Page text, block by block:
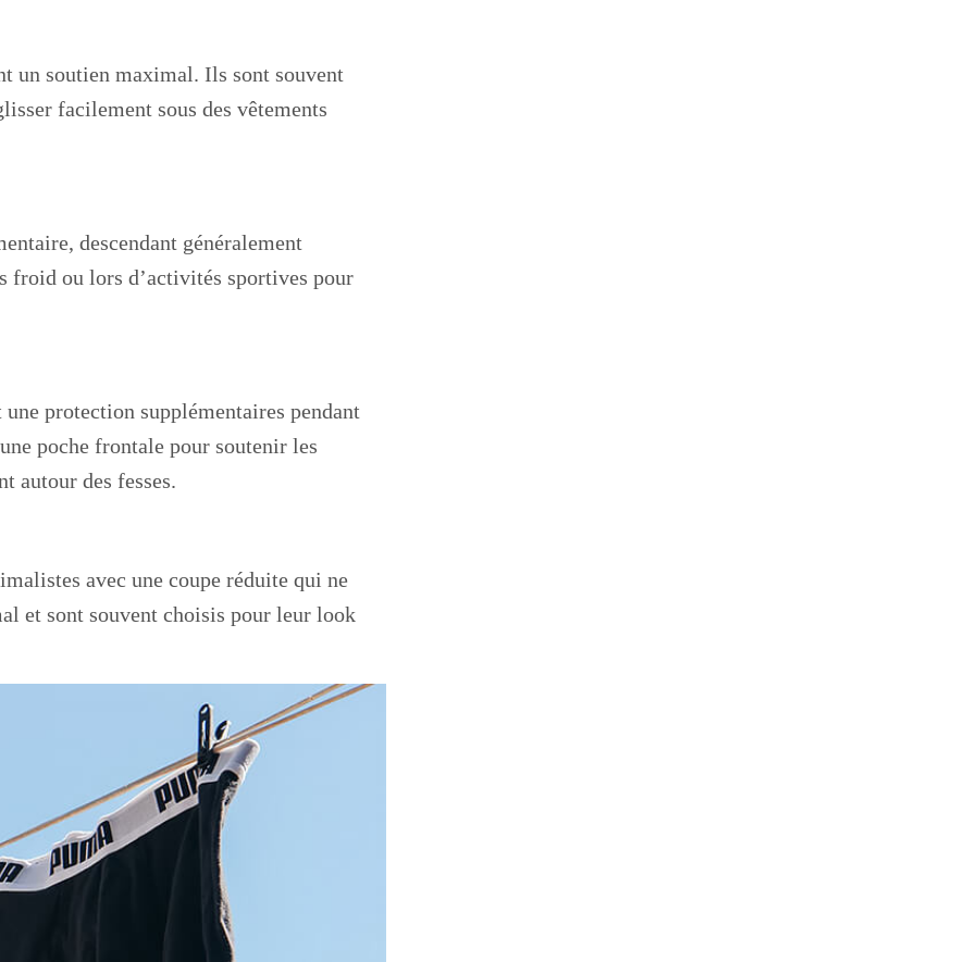
un soutien maximal. Ils sont souvent
facilement sous des vêtements
descendant généralement
froid ou lors d’activités sportives pour
protection supplémentaires pendant
poche frontale pour soutenir les
autour des fesses.
avec une coupe réduite qui ne
et sont souvent choisis pour leur look